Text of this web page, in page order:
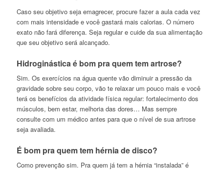
Caso seu objetivo seja emagrecer, procure fazer a aula cada vez
com mais intensidade e você gastará mais calorias. O número
exato não fará diferença. Seja regular e cuide da sua alimentação
que seu objetivo será alcançado.
Hidroginástica é bom pra quem tem artrose?
Sim. Os exercícios na água quente vão diminuir a pressão da
gravidade sobre seu corpo, vão te relaxar um pouco mais e você
terá os benefícios da atividade física regular: fortalecimento dos
músculos, bem estar, melhoria das dores… Mas sempre
consulte com um médico antes para que o nível de sua artrose
seja avaliada.
É bom pra quem tem hérnia de disco?
Como prevenção sim. Pra quem já tem a hérnia “instalada” é